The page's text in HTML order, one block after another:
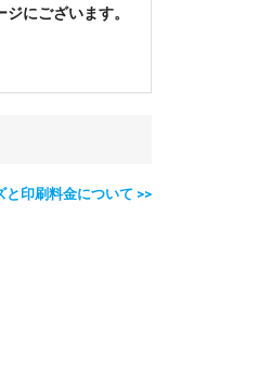
にございます。
と印刷料金について >>